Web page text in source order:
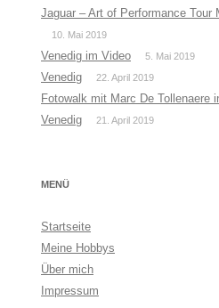
Jaguar – Art of Performance Tour
10. Mai 2019
Venedig im Video 5. Mai 2019
Venedig 22. April 2019
Fotowalk mit Marc De Tollenaere
Venedig
21. April 2019
MENÜ
Startseite
Meine Hobbys
Über mich
Impressum